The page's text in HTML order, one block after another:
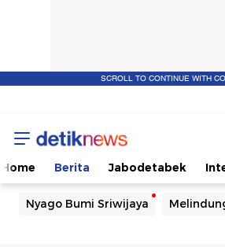
SCROLL TO CONTINUE WITH
Home Berita Jabodetabek
Nyago Bumi Sriwijaya